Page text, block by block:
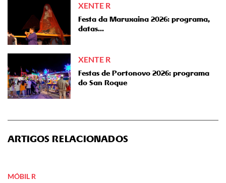
XENTE R
Festa da Maruxaina 2026: programa,
datas...
XENTE R
Festas de Portonovo 2026: programa
do San Roque
ARTIGOS RELACIONADOS
MÓBIL R